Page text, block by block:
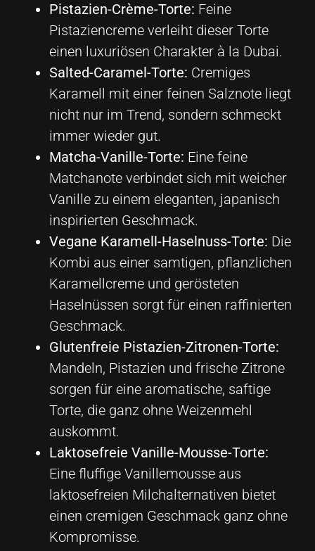
Pistazien-Crème-Torte: Feine
Pistaziencreme verleiht dieser Torte
einen luxuriösen Charakter à la Dubai.
Salted-Caramel-Torte: Cremiges
Karamell mit einer feinen Salznote liegt
nicht nur im Trend, sondern schmeckt
immer wieder gut.
Matcha-Vanille-Torte: Eine feine
Matchanote verbindet sich mit weicher
Vanille zu einem eleganten, japanisch
inspirierten Geschmack.
Vegane Karamell-Haselnuss-Torte: Die
Kombi aus einer samtigen, pflanzlichen
Karamellcreme und gerösteten
Haselnüssen sorgt für einen raffinierten
Geschmack.
Glutenfreie Pistazien-Zitronen-Torte:
Mandeln, Pistazien und frische Zitrone
sorgen für eine aromatische, saftige
Torte, die ganz ohne Weizenmehl
auskommt.
Laktosefreie Vanille-Mousse-Torte:
Eine fluffige Vanillemousse aus
laktosefreien Milchalternativen bietet
einen cremigen Geschmack ganz ohne
Kompromisse.